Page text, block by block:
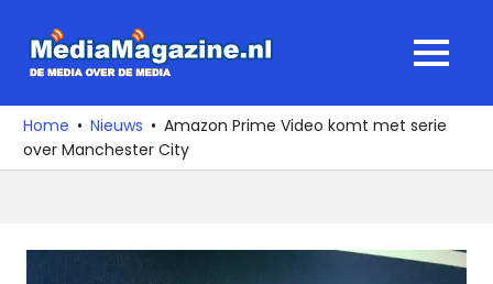
naar
media
over
de
MENU
Home Nieuws
Amazon Prime Video komt met serie
over Manchester City